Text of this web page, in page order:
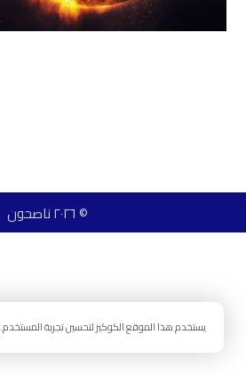
© ٢٠٢٦ ناصحون
يستخدم هذا الموقع الكوكيز لتحسين تجربة المستخدم.